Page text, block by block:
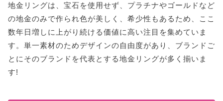
地金リングは、宝石を使用せず、プラチナやゴールドなど
の地金のみで作られ色が美しく、希少性もあるため、ここ
数年日増しに上がり続ける価値に高い注目を集めていま
す。単一素材のためデザインの自由度があり、ブランドご
とにそのブランドを代表とする地金リングが多く揃いま
す!